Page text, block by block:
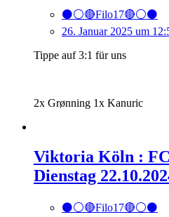
⚫️⚪️🔴Filo17🔴⚪️⚫️
26. Januar 2025 um
Tippe auf 3:1 für uns
2x Grønning 1x Kanuric
Viktoria Köln :
Dienstag
⚫️⚪️🔴Filo17🔴⚪️⚫️